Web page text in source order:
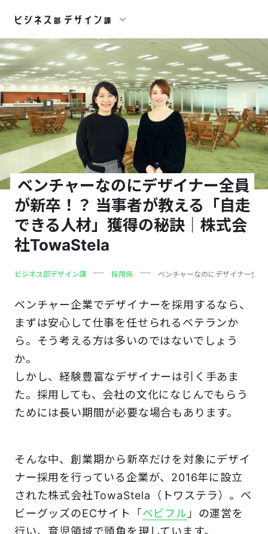
ベンチャーなのにデザイナー全員
が新卒！？ 当事者が教える「自走
できる人材」獲得の秘訣｜株式会
社TowaStela
ビジネス部デザイン課 採用係 ベンチャーなのにデザイナー全
ベンチャー企業でデザイナーを採用するなら、
まずは安心して仕事を任せられるベテランか
ら。そう考える方は多いのではないでしょう
か。
しかし、経験豊富なデザイナーは引く手あま
た。採用しても、会社の文化になじんでもらう
ためには長い期間が必要な場合もあります。
そんな中、創業期から新卒だけを対象にデザイ
ナー採用を行っている企業が、2016年に設立
された株式会社TowaStela（トワステラ）。ベ
ビーグッズのECサイト「 ベビフル 」の運営を
行い、育児領域で頭角を現しています。